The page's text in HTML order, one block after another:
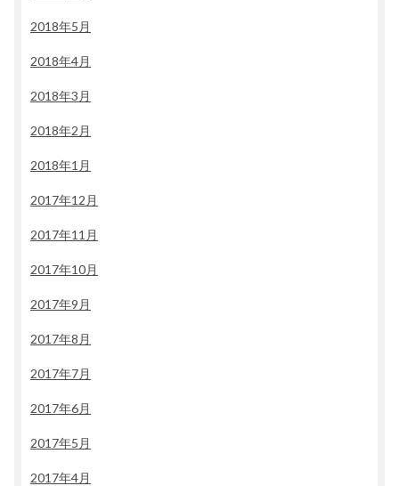
2018年5月
2018年4月
2018年3月
2018年2月
2018年1月
2017年12月
2017年11月
2017年10月
2017年9月
2017年8月
2017年7月
2017年6月
2017年5月
2017年4月